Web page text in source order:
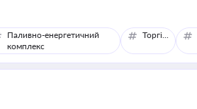
Паливно-енергетичний
комплекс
Торгівля